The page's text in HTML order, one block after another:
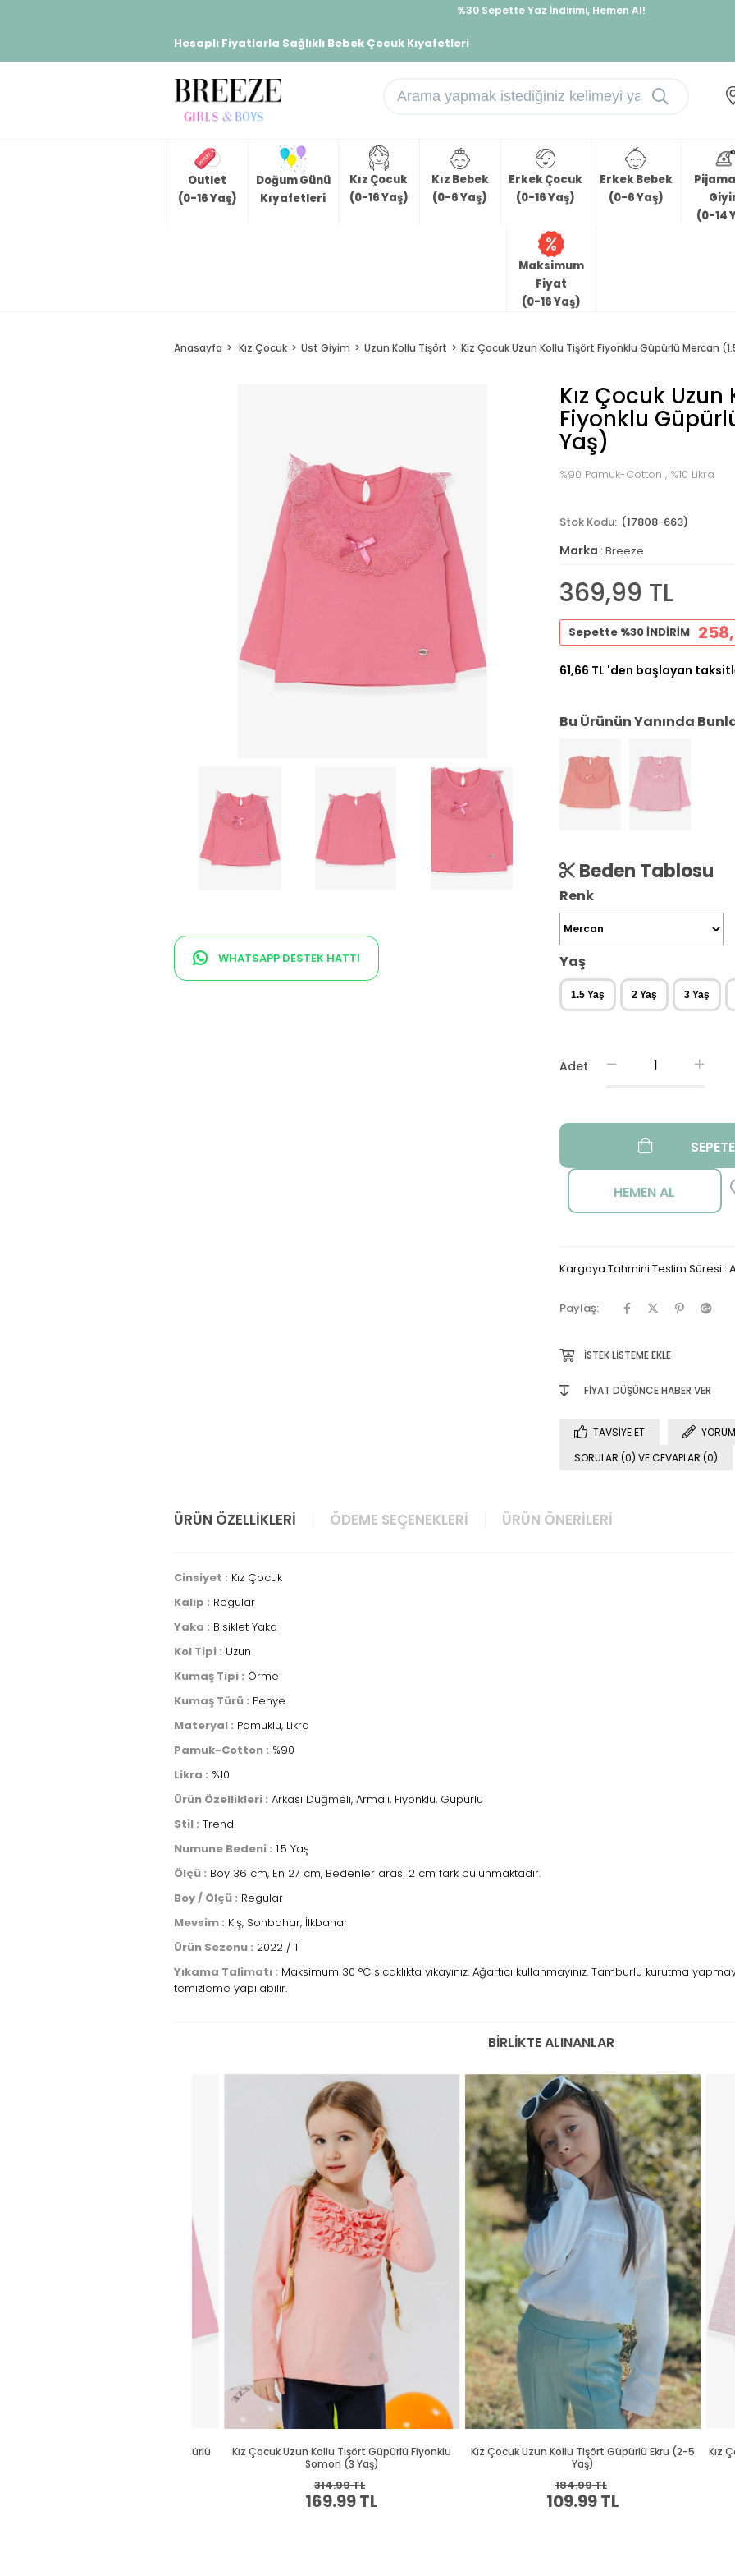
%30 Sepette Yaz İndirimi, Hemen Al!
Hesaplı Fiyatlarla Sağlıklı Bebek Çocuk Kıyafetleri
Outlet
(0-16 Yaş)
Doğum Günü
Kıyafetleri
Kız Çocuk
(0-16 Yaş)
Kız Bebek
(0-6 Yaş)
Erkek Çocuk
(0-16 Yaş)
Erkek Bebek
(0-6 Yaş)
(0-14
Maksimum
Fiyat
(0-16 Yaş)
Anasayfa Kız Çocuk Üst Giyim Uzun Kollu Tişört Kız Çocuk Uzun Kollu Tişört Fiyonklu Güpürlü Mercan
WHATSAPP DESTEK HATTI
Kız Çocuk
Fiyonklu
Yaş)
%90 Pamuk-Cotton , %10 Likra
(17808-663)
Marka : Breeze
369,99 TL
Sepette %30 İNDİRİM
61,66 TL 'den başlayan
Bu Ürünün Yanında
Beden Tablosu
Renk
Yaş
1.5 Yaş 2 Yaş 3 Yaş
Adet
Kargoya Tahmini Teslim Süresi :
Paylaş:
İSTEK LISTEME EKLE
FIYAT DÜŞÜNCE HABER VER
TAVSIYE ET
SORULAR (0) VE CEVAPLAR (0)
ÜRÜN ÖZELLIKLERI ÖDEME SEÇENEKLERI ÜRÜN ÖNERILERI
Cinsiyet : Kız Çocuk
Kalıp : Regular
Yaka : Bisiklet Yaka
Kol Tipi : Uzun
Kumaş Tipi : Örme
Kumaş Türü : Penye
Materyal : Pamuklu, Likra
Pamuk-Cotton : %90
Likra : %10
Ürün Özellikleri : Arkası Düğmeli, Armalı, Fiyonklu, Güpürlü
Stil : Trend
Numune Bedeni : 1.5 Yaş
Ölçü : Boy 36 cm, En 27 cm, Bedenler arası 2 cm fark bulunmaktadır.
Boy / Ölçü : Regular
Mevsim : Kış, Sonbahar, İlkbahar
Ürün Sezonu : 2022 / 1
Yıkama Talimatı : Maksimum 30 °C sıcaklıkta yıkayınız. Ağartıcı kullanmayınız. Tamburlu kurutma
temizleme yapılabilir.